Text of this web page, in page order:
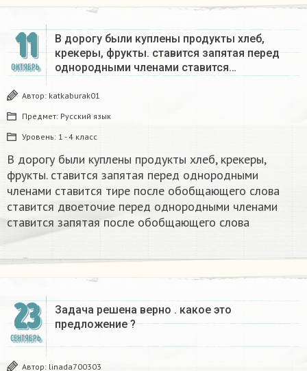
11
ОКТЯБРЬ
В дорогу были куплены продукты хлеб,
крекеры, фрукты. ставится запятая перед
однородными членами ставится…
Автор: katkaburak01
Предмет: Русский язык
Уровень: 1 - 4 класс
В дорогу были куплены продукты хлеб, крекеры,
фрукты. ставится запятая перед однородными
членами ставится тире после обобщающего слова
ставится двоеточие перед однородными членами
ставится запятая после обобщающего слова
23
СЕНТЯБРЬ
Задача решена верно . какое это
предложение ?
Автор: linada700303